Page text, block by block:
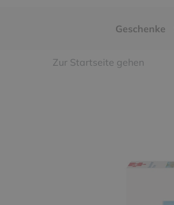
Geschenke
Zur Startseite gehen